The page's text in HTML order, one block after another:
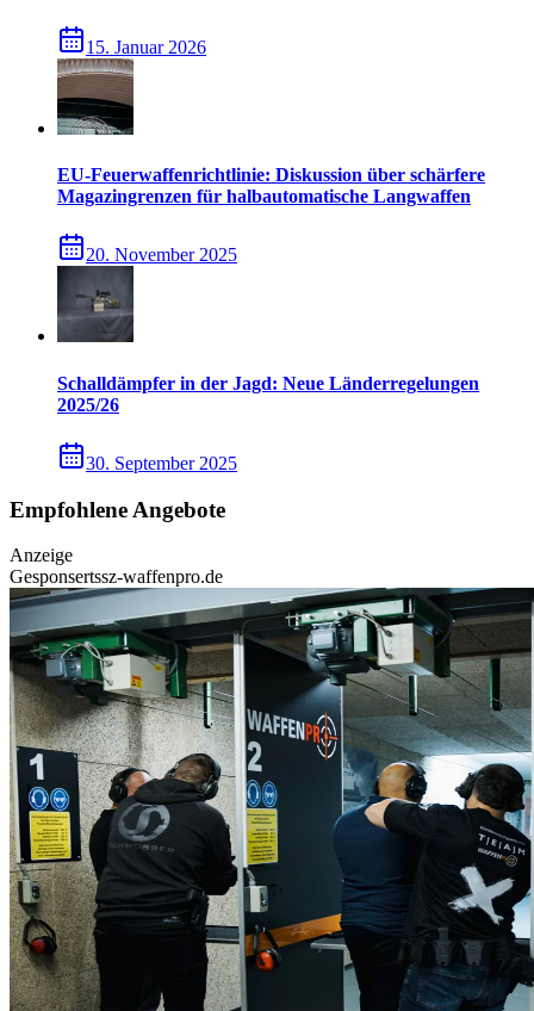
15. Januar 2026
EU-Feuerwaffenrichtlinie: Diskussion über schärfere
Magazingrenzen für halbautomatische Langwaffen
20. November 2025
Schalldämpfer in der Jagd: Neue Länderregelungen
2025/26
30. September 2025
Empfohlene Angebote
Anzeige
Gesponsertssz-waffenpro.de